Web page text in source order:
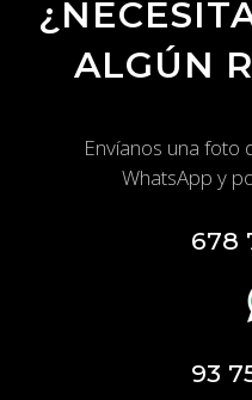
ALGÚN
Envíanos una foto
WhatsApp y
678
93